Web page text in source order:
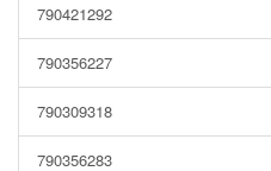
790421292
790356227
790309318
790356283